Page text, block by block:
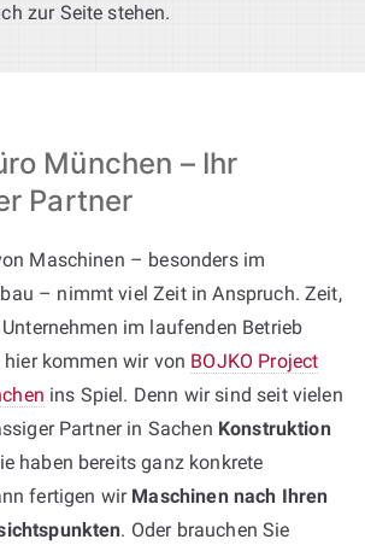
zur Seite stehen.
München – Ihr
Partner
Maschinen – besonders im
– nimmt viel Zeit in Anspruch. Zeit,
im laufenden Betrieb
kommen wir von BOJKO Project
ins Spiel. Denn wir sind seit vielen
Partner in Sachen Konstruktion
haben bereits ganz konkrete
fertigen wir Maschinen nach Ihren
. Oder brauchen Sie